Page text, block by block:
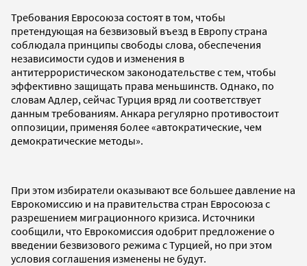
Требования Евросоюза состоят в том, чтобы
претендующая на безвизовый въезд в Европу страна
соблюдала принципы свободы слова, обеспечения
независимости судов и изменения в
антитеррористическом законодательстве с тем, чтобы
эффективно защищать права меньшинств. Однако, по
словам Адлер, сейчас Турция вряд ли соответствует
данным требованиям. Анкара регулярно противостоит
оппозиции, применяя более «автократические, чем
демократические методы».
При этом избиратели оказывают все большее давление на
Еврокомиссию и на правительства стран Евросоюза с
разрешением миграционного кризиса. Источники
сообщили, что Еврокомиссия одобрит предложение о
введении безвизового режима с Турцией, но при этом
условия соглашения изменены не будут.